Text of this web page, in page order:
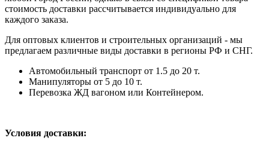
стоимость доставки рассчитывается индивидуально для
каждого заказа.
Для оптовых клиентов и строительных организаций - мы
предлагаем различные виды доставки в регионы РФ и СНГ.
Автомобильный транспорт от 1.5 до 20 т.
Манипуляторы от 5 до 10 т.
Перевозка ЖД вагоном или Контейнером.
Условия доставки: